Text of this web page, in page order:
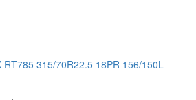
RT785 315/70R22.5 18PR 156/150L